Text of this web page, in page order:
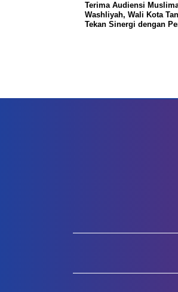
Terima Audiensi
Washliyah, Wali Kota
Tekan Sinergi dengan